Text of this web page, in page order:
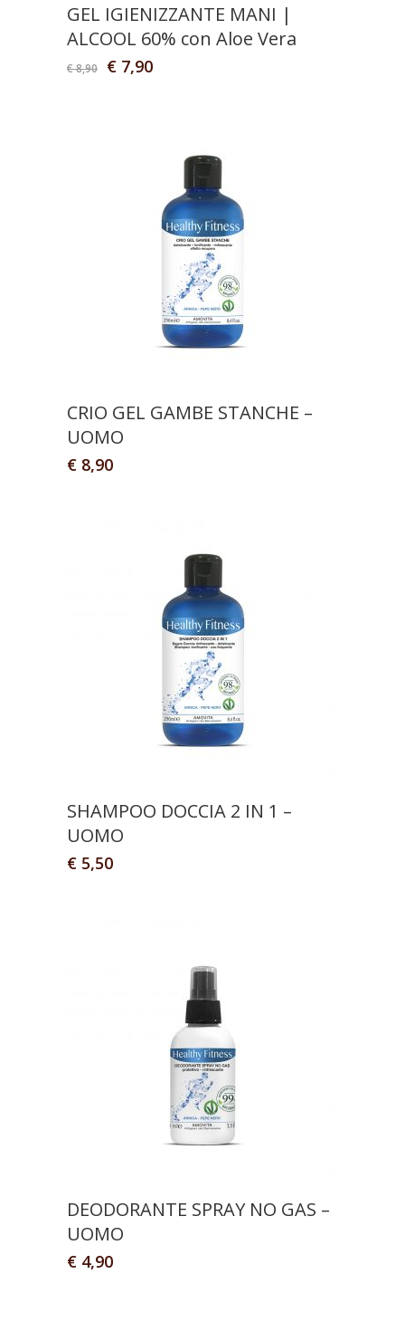
GEL IGIENIZZANTE MANI |
ALCOOL 60% con Aloe Vera
€8,90 € 7,90
CRIO GEL GAMBE STANCHE –
UOMO
€ 8,90
SHAMPOO DOCCIA 2 IN 1 –
UOMO
€ 5,50
DEODORANTE SPRAY NO GAS –
UOMO
€ 4,90